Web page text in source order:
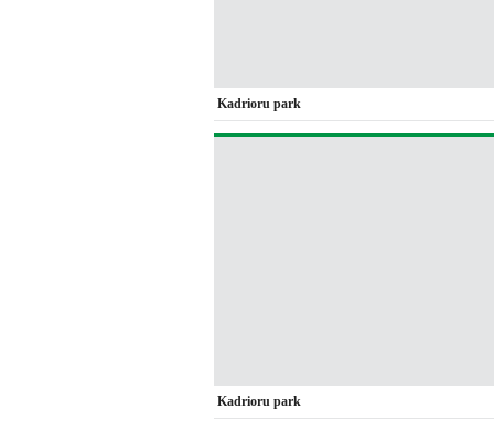
Kadrioru park
Kadrioru park